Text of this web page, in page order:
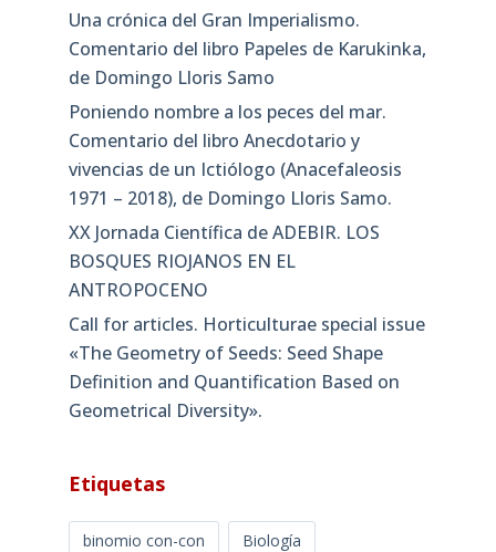
Una crónica del Gran Imperialismo.
Comentario del libro Papeles de Karukinka,
de Domingo Lloris Samo
Poniendo nombre a los peces del mar.
Comentario del libro Anecdotario y
vivencias de un Ictiólogo (Anacefaleosis
1971 – 2018), de Domingo Lloris Samo.
XX Jornada Científica de ADEBIR. LOS
BOSQUES RIOJANOS EN EL
ANTROPOCENO
Call for articles. Horticulturae special issue
«The Geometry of Seeds: Seed Shape
Definition and Quantification Based on
Geometrical Diversity»​.
Etiquetas
binomio con-con Biología